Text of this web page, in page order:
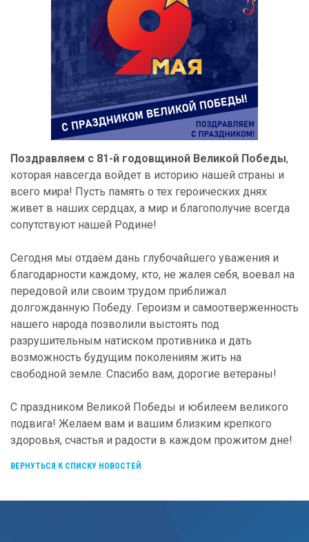
Поздравляем с 81-й годовщиной Великой Победы,
которая навсегда войдет в историю нашей страны и
всего мира! Пусть память о тех героических днях
живет в наших сердцах, а мир и благополучие всегда
сопутствуют нашей Родине!
Сегодня мы отдаём дань глубочайшего уважения и
благодарности каждому, кто, не жалея себя, воевал на
передовой или своим трудом приближал
долгожданную Победу. Героизм и самоотверженность
нашего народа позволили выстоять под
разрушительным натиском противника и дать
возможность будущим поколениям жить на
свободной земле. Спасибо вам, дорогие ветераны!
С праздником Великой Победы и юбилеем великого
подвига! Желаем вам и вашим близким крепкого
здоровья, счастья и радости в каждом прожитом дне!
ВЕРНУТЬСЯ К СПИСКУ НОВОСТЕЙ